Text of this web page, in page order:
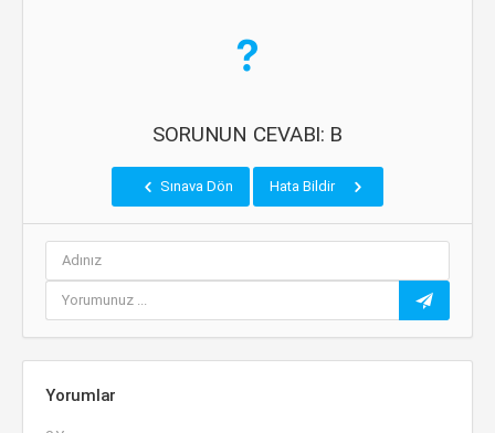
SORUNUN CEVABI: B
Sınava Dön Hata Bildir
Yorumlar